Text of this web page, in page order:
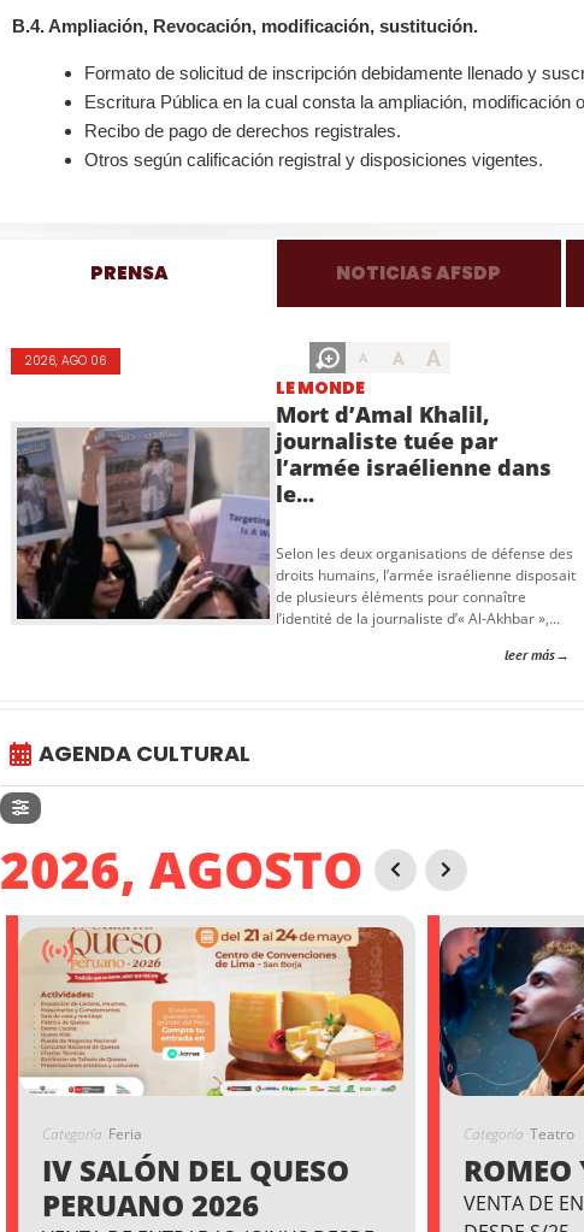
B.4. Ampliación, Revocación, modificación, sustitución.
Formato de solicitud de inscripción debidamente llenado y
Escritura Pública en la cual consta la ampliación, modificación
Recibo de pago de derechos registrales.
Otros según calificación registral y disposiciones vigentes.
PRENSA NOTICIAS AFSDP
A A A
2026, AGO 06
LE MONDE
Mort d’Amal Khalil,
journaliste tuée par
l’armée israélienne dans
le...
Selon les deux organisations de défense des
droits humains, l’armée israélienne disposait
de plusieurs éléments pour connaître
l’identité de la journaliste d’« Al-Akhbar »,...
leer más
AGENDA CULTURAL
2026, AGOSTO
Categoría Feria
IV SALÓN DEL QUESO
PERUANO 2026
Categoría Teatro
ROMEO
VENTA DE